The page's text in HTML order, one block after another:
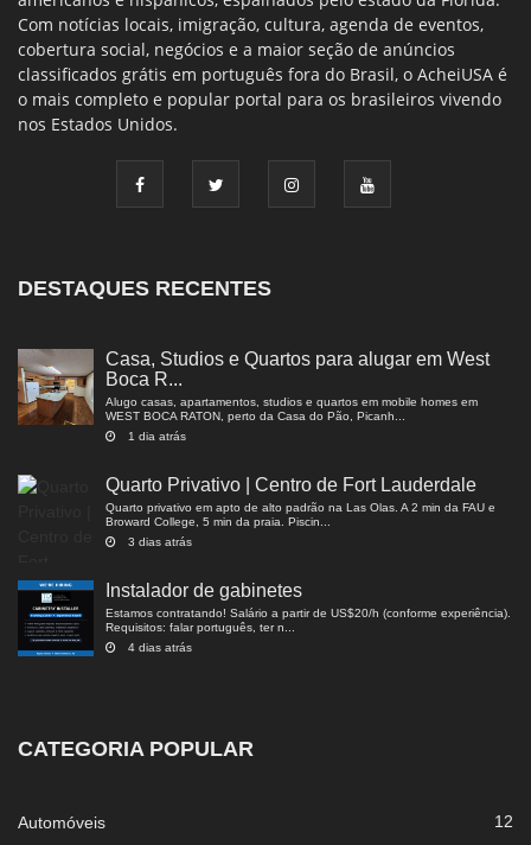
Com notícias locais, imigração, cultura, agenda de eventos,
cobertura social, negócios e a maior seção de anúncios
classificados grátis em português fora do Brasil, o AcheiUSA é
o mais completo e popular portal para os brasileiros vivendo
nos Estados Unidos.
DESTAQUES RECENTES
Casa, Studios e Quartos para alugar em West
Boca R...
Alugo casas, apartamentos, studios e quartos em mobile homes em
WEST BOCA RATON, perto da Casa do Pão, Picanh...
1 dia atrás
Quarto Privativo | Centro de Fort Lauderdale
Quarto privativo em apto de alto padrão na Las Olas. A 2 min da FAU e
Broward College, 5 min da praia. Piscin...
3 dias atrás
Instalador de gabinetes
Estamos contratando! Salário a partir de US$20/h (conforme experiência).
Requisitos: falar português, ter n...
4 dias atrás
CATEGORIA POPULAR
Automóveis 12